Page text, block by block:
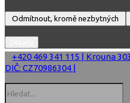
+420 469 341 115 | Krouna
DIČ: CZ70986304 |